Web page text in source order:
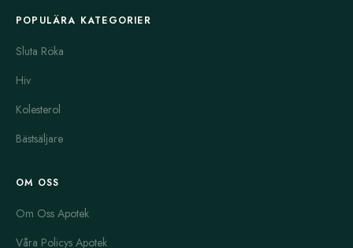
POPULÄRA KATEGORIER
Sluta Röka
Hiv
Kolesterol
Bästsäljare
OM OSS
Om Oss Apotek
Våra Policys Apotek